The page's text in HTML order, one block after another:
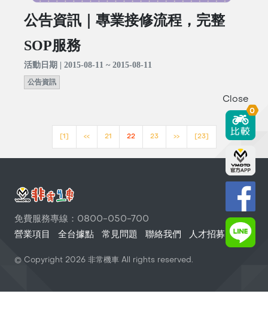
公告資訊｜專業接修流程，完整
SOP服務
活動日期 | 2015-08-11 ~ 2015-08-11
公告資訊
[1] << 21 22 23 >> [23]
免費服務專線：0800-050-700
營業項目
全台據點 常見問題 聯絡我們 人才招募
© Copyright 2026 非常機車 All rights reserved.
Close
0